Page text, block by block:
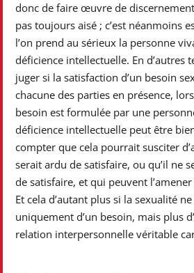
donc de faire œuvre de
pas toujours aisé ; c’est néanmoins
l’on prend au sérieux la personne
déficience intellectuelle. En d’autres
juger si la satisfaction d’un besoin
chacune des parties en présence,
besoin est formulée par une
déficience intellectuelle peut être
compter que cela pourrait susciter
serait ardu de satisfaire, ou qu’il ne
de satisfaire, et qui peuvent
Et cela d’autant plus si la sexualité
uniquement d’un besoin, mais plus
relation interpersonnelle véritable